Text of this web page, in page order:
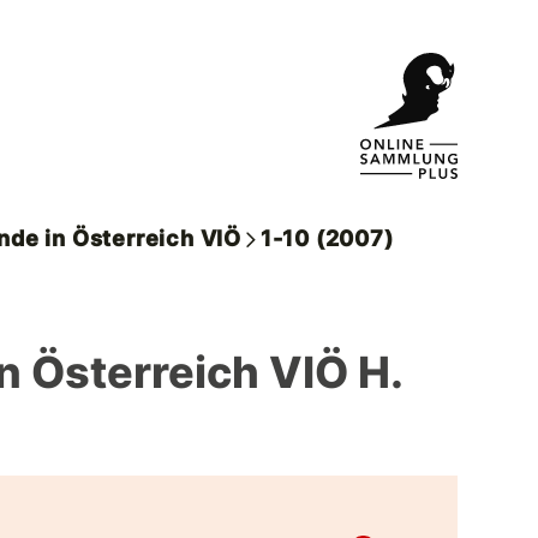
in Österreich VIÖ 1-10 (2007)
Österreich VIÖ H.